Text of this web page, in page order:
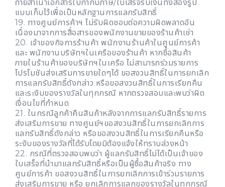
ถ่ายสำเนาเอกสารใบกำกับภาษี/ใบเสร็จรับเงินทั้งสองรูป
แบบเก็บไว้เพื่อเป็นหลักฐานการแลกรับสิทธิ์
19. ทางศูนย์การค้าฯ ไม่รับผิดชอบต่อความผิดพลาดอัน
เนื่องมาจากการสื่อสารของพนักงานขายของร้านค้าเช่า
20. เจ้าของกิจการร้านค้า พนักงานร้านค้าในศูนย์การค้า
และ พนักงานบริษัทฯในเครือของร้านค้า หากซื้อสินค้า
ภายในร้านค้าของบริษัทฯในเครือ ไม่สามารถร่วมรายการ
โปรโมชันส่งเสริมการขายใดๆได้ ขอสงวนสิทธิ์ในการยกเลิก
การแลกรับสิทธิ์ดังกล่าว หรือขอสงวนสิทธิ์ในการเรียกคืน
และระงับของรางวัลในทุกกรณี หากตรวจสอบและพบว่าผิด
เงื่อนไขที่กำหนด
21. ในกรณีลูกค้าคืนสินค้าหลังจากการแลกรับสิทธิ์รายการ
ส่งเสริมการขาย ทางศูนย์ฯขอสงวนสิทธิ์ในการยกเลิกการ
แลกรับสิทธิ์ดังกล่าว หรือขอสงวนสิทธิ์ในการเรียกคืนหรือ
ระงับของรางวัลที่ได้รับโดยมิต้องแจ้งให้ทราบล่วงหน้า
22. กรณีที่ตรวจสอบพบว่า ผู้แลกรับสิทธิ์ไม่ได้เป็นเจ้าของ
ใบเสร็จที่นำมาแลกรับสิทธิ์หรือเป็นผู้ซื้อสินค้าจริง ทาง
ศูนย์การค้า ขอสงวนสิทธิ์ในการยกเลิกการเข้าร่วมรายการ
ส่งเสริมการขาย หรือ ยกเลิกการแลกของรางวัลในทุกกรณี